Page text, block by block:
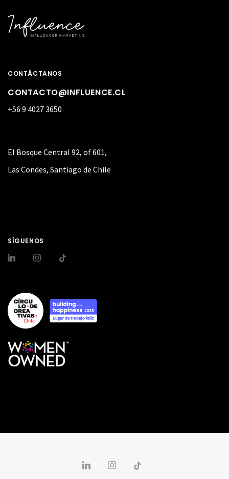
CONTÁCTANOS
CONTACTO@INFLUENCE.CL
+56 9 4027 3650
El Bosque Central 92, of 601,
Las Condes, Santiago de Chile
SÍGUENOS